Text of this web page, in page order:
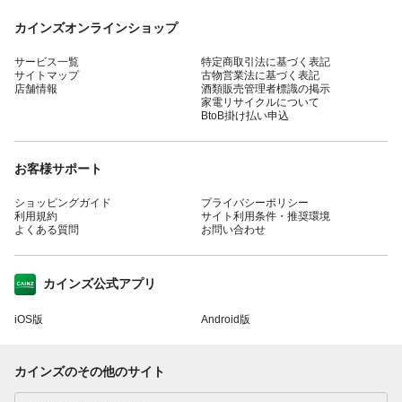
カインズオンラインショップ
サービス一覧
サイトマップ
店舗情報
特定商取引法に基づく表記
古物営業法に基づく表記
酒類販売管理者標識の掲示
家電リサイクルについて
BtoB掛け払い申込
お客様サポート
ショッピングガイド
利用規約
よくある質問
プライバシーポリシー
サイト利用条件・推奨環境
お問い合わせ
カインズ公式アプリ
iOS版 Android版
カインズのその他のサイト